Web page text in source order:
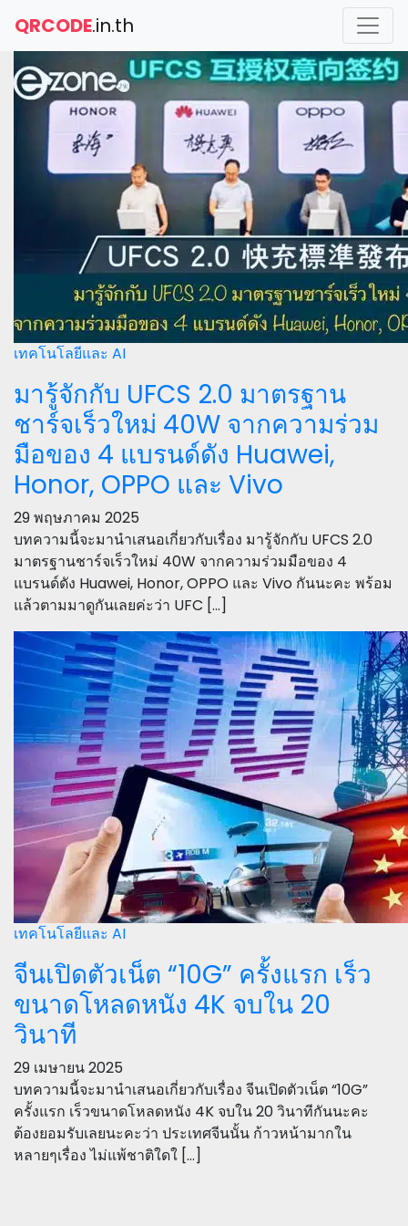
QRCODE.in.th
เทคโนโลยีและ AI
มารู้จักกับ UFCS 2.0 มาตรฐาน
ชาร์จเร็วใหม่ 40W จากความร่วม
มือของ 4 แบรนด์ดัง Huawei,
Honor, OPPO และ Vivo
29 พฤษภาคม 2025
บทความนี้จะมานำเสนอเกี่ยวกับเรื่อง มารู้จักกับ UFCS 2.0
มาตรฐานชาร์จเร็วใหม่ 40W จากความร่วมมือของ 4
แบรนด์ดัง Huawei, Honor, OPPO และ Vivo กันนะคะ พร้อม
แล้วตามมาดูกันเลยค่ะว่า UFC […]
เทคโนโลยีและ AI
จีนเปิดตัวเน็ต “10G” ครั้งแรก เร็ว
ขนาดโหลดหนัง 4K จบใน 20
วินาที
29 เมษายน 2025
บทความนี้จะมานำเสนอเกี่ยวกับเรื่อง จีนเปิดตัวเน็ต “10G”
ครั้งแรก เร็วขนาดโหลดหนัง 4K จบใน 20 วินาทีกันนะคะ
ต้องยอมรับเลยนะคะว่า ประเทศจีนนั้น ก้าวหน้ามากใน
หลายๆเรื่อง ไม่แพ้ชาติใดใ […]